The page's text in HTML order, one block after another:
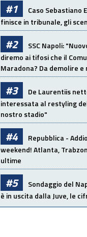
#1
Caso Sebastiano
finisce in tribunale, gli
#2
SSC Napoli:
diremo ai tifosi che il
Maradona? Da demolire
#3
De Laurentiis
interessata al restyling
nostro stadio"
#4
Repubblica -
weekend! Atlanta,
ultime
#5
Sondaggio del
è in uscita dalla Juve, le